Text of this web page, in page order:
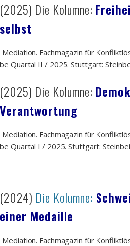
(2025) Die Kolumne:
selbst
Mediation. Fachmagazin für
Quartal II / 2025. Stuttgart:
(2025) Die Kolumne:
Verantwortung
Mediation. Fachmagazin für
Quartal I / 2025. Stuttgart:
(2024) Die Kolumne:
einer Medaille
Mediation. Fachmagazin für